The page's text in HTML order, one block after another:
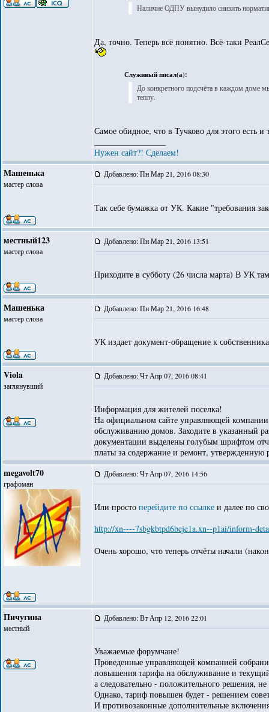
Наличие ОДПУ вынудило снизить
Да, точно. Теперь всё понятно. Всё-таки
Служивый писал(а):
До конкретного подсчёта в каждом доме
теплу.
Самое обидное, что в Тучково для этого есть
Нужен сайт?! Сделаем!
Машенька
мастер слова
Добавлено: Пн Мар 21, 2016 08:30
Так себе бумажка от УК. Какие "требования
местный123
мастер слова
Добавлено: Пн Мар 21, 2016 13:51
Приходите в субботу (26 числа марта) В УК
Машенька
мастер слова
Добавлено: Пн Мар 21, 2016 16:48
УК издает документ-обращение к
Viola
заглянувший
Добавлено: Чт Апр 07, 2016 08:41
Информация для жителей поселка!
На официальном сайте управляющей
обслуживанию домов. Заходите в указанный
документации выделены голубым шрифтом
платы за содержание и ремонт, утвержденную
megavolt70
графоман
Добавлено: Чт Апр 07, 2016 14:56
Или просто перейдите по ссылке и далее по
http://xn----7sbgkbtpd6beje1a.xn--p1ai/inform-
Очень хорошо, что теперь отчёты начали
Пичугина
местный
Добавлено: Вт Апр 12, 2016 22:01
Уважаемые форумчане!
Проведенные управляющей компанией
повышения тарифа на обслуживание и
а следовательно - положительного решения,
Однако, тариф повышен будет - решением
И противозаконные дополнительные